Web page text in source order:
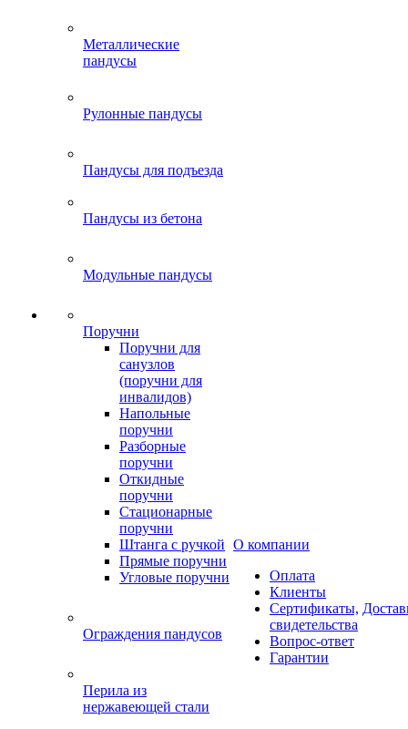
Металлические
пандусы
Рулонные пандусы
Пандусы для подъезда
Пандусы из бетона
Модульные пандусы
Поручни
Поручни для
санузлов
(поручни для
инвалидов)
Напольные
поручни
Разборные
поручни
Откидные
поручни
Стационарные
поручни
Штанга с ручкой
Прямые поручни
Угловые поручни
Ограждения пандусов
Перила из
нержавеющей стали
О компании
Оплата
Клиенты
Сертификаты,
свидетельства
Вопрос-ответ
Гарантии